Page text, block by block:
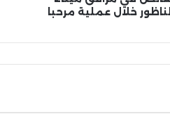
الناظور خلال عملية مرحبا